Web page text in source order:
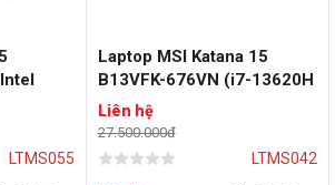
2050
IPS
|
LTMS055
Laptop MSI Katana 15
B13VFK-676VN (i7-13620H
| RAM 16GB | SSD 1TB |
15,6 FHD | RTX 4060 8GB|
Win 11 | Đen)
Liên hệ
27.500.000đ
LTMS042